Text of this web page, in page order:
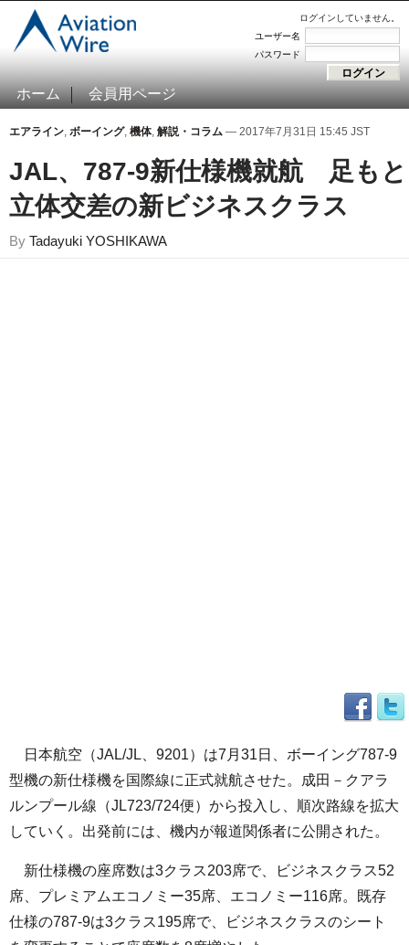
ログインしていません。
ユーザー名
パスワード
ホーム 会員用ページ
エアライン, ボーイング, 機体, 解説・コラム — 2017年7月31日 15:45 JST
JAL、787-9新仕様機就航 足もと
立体交差の新ビジネスクラス
By Tadayuki YOSHIKAWA
日本航空（JAL/JL、9201）は7月31日、ボーイング787-9
型機の新仕様機を国際線に正式就航させた。成田－クアラ
ルンプール線（JL723/724便）から投入し、順次路線を拡大
していく。出発前には、機内が報道関係者に公開された。
新仕様機の座席数は3クラス203席で、ビジネスクラス52
席、プレミアムエコノミー35席、エコノミー116席。既存
仕様の787-9は3クラス195席で、ビジネスクラスのシート